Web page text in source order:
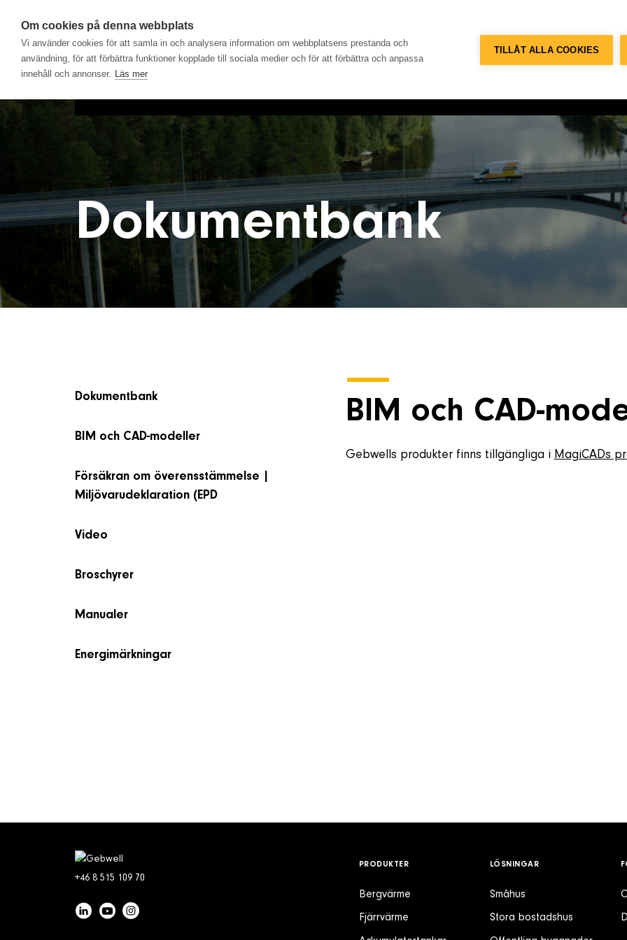
+46 8 515 109 70
Dokumentbank
Dokumentbank
BIM och CAD-modeller
Försäkran om överensstämmelse |
Miljövarudeklaration (EPD
Video
Broschyrer
Manualer
Energimärkningar
BIM och CAD-
Gebwells produkter finns tillgängliga i MagiCADs
+46 8 515 109 70
PRODUKTER
Bergvärme
Fjärrvärme
LÖSNINGAR
Småhus
Stora bostadshus
Om cookies på denna webbplats
Vi använder cookies för att samla in och analysera information om webbplatsens prestanda och
användning, för att förbättra funktioner kopplade till sociala medier och för att förbättra och anpassa
innehåll och annonser. Läs mer
TILLÅT ALLA COOKIES